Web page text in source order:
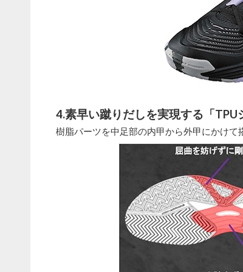
4.素早い蹴りだしを実現する「TPU
樹脂パーツを中足部の内甲から外甲にかけて